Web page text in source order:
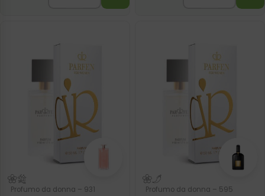
Profumo da donna – 931
Profumo da donna – 595